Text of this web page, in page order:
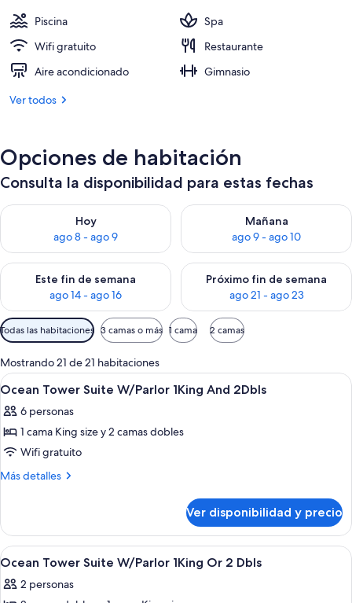
2 piscinas al aire libre, sombrillas,
Piscina
Spa
Wifi gratuito
Restaurante
Aire acondicionado
Gimnasio
Ver todos
Opciones de habitación
Consulta la disponibilidad para estas fechas
Hoy
ago 8 - ago 9
Consulta la disponibilidad para hoy ago 8 - ago 9
Mañana
ago 9 - ago 10
Consulta la disponibilidad
Este fin de semana
ago 14 - ago 16
Consulta la disponibilidad para este fin de semana ago 14 -
Próximo fin de semana
ago 21 - ago 23
Consulta la disponibilidad
Filtros
disponibles
para
las
habitaciones
Todas las habitaciones 3 camas o más 1 cama 2 camas
Mostrando 21 de 21 habitaciones
Ver
todas
las
fotos
de
Ocean
W/Parlor
1King
And
2Dbls
Ropa de cama de alta calidad y caja
4
Ocean Tower Suite W/Parlor 1King And 2Dbls
6 personas
1 cama King size y 2 camas dobles
Wifi gratuito
Más detalles
Más
Tower
Suite
W/Parlor
And
Ver disponibilidad y precio
Ver
todas
las
Ropa de cama de alta calidad y caja
4
Ocean Tower Suite W/Parlor 1King Or 2 Dbls
2 personas